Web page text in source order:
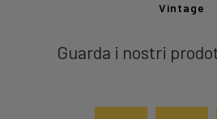
Vintage
Guarda i nostri